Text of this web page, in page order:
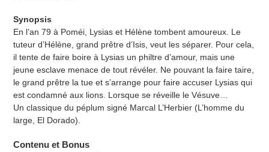
Synopsis
En l’an 79 à Poméi, Lysias et Hélène tombent amoureux. Le
tuteur d’Hélène, grand prêtre d’Isis, veut les séparer. Pour cela,
il tente de faire boire à Lysias un philtre d’amour, mais une
jeune esclave menace de tout révéler. Ne pouvant la faire taire,
le grand prêtre la tue et s’arrange pour faire accuser Lysias qui
est condamné aux lions. Lorsque se réveille le Vésuve…
Un classique du péplum signé Marcal L’Herbier (L’homme du
large, El Dorado).
Contenu et Bonus